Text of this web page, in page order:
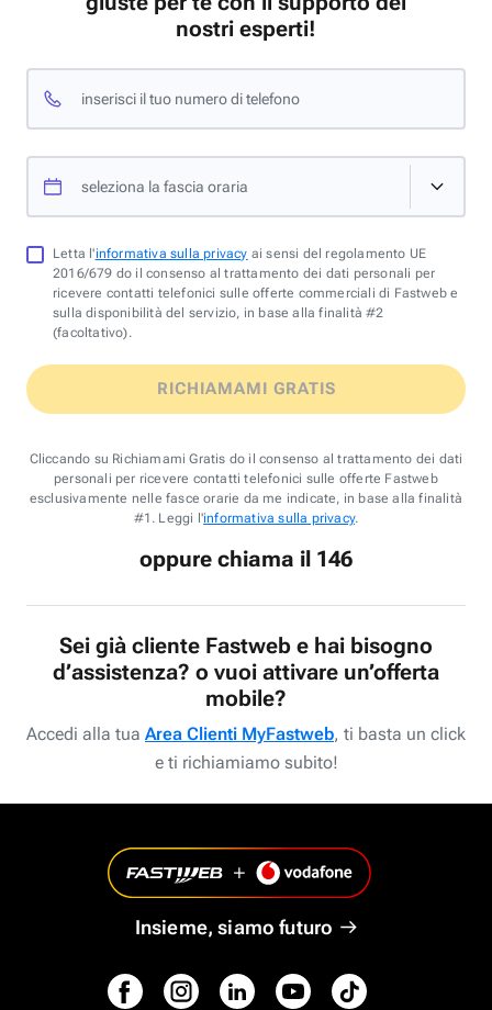
nostri esperti!
inserisci il tuo numero di telefono
seleziona la fascia oraria
Letta l'informativa sulla privacy ai sensi del regolamento UE
2016/679 do il consenso al trattamento dei dati personali per
ricevere contatti telefonici sulle offerte commerciali di Fastweb e
sulla disponibilità del servizio, in base alla finalità #2
(facoltativo).
RICHIAMAMI GRATIS
Cliccando su Richiamami Gratis do il consenso al trattamento dei dati
personali per ricevere contatti telefonici sulle offerte Fastweb
esclusivamente nelle fasce orarie da me indicate, in base alla finalità
#1. Leggi l'informativa sulla privacy.
oppure chiama il 146
Sei già cliente Fastweb e hai bisogno
d’assistenza? o vuoi attivare un’offerta
mobile?
Accedi alla tua Area Clienti MyFastweb, ti basta un click
e ti richiamiamo subito!
Insieme, siamo futuro